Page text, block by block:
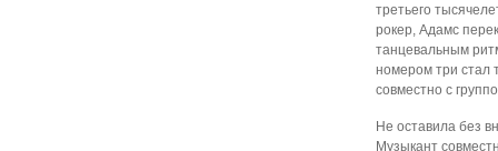
третьего
рокер, Адамс
танцевальным
номером три стал
совместно с
Не оставила без
Музыкант